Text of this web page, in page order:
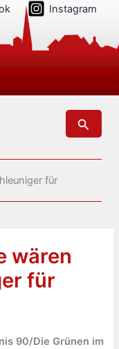
Instagram
Suchen
für
wären
für
90/Die Grünen im